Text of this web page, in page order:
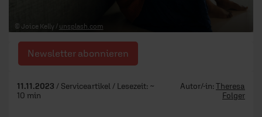
TEAM
© Joice Kelly / unsplash.com
Newsletter abonnieren
11.11.2023 / Serviceartikel / Lesezeit: ~
10 min
Autor/-in: Theresa
Folger